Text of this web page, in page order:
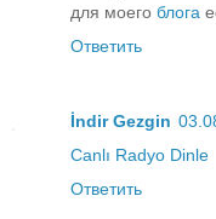
для моего блога
Ответить
İndir Gezgin
Canlı Radyo Dinle
Ответить